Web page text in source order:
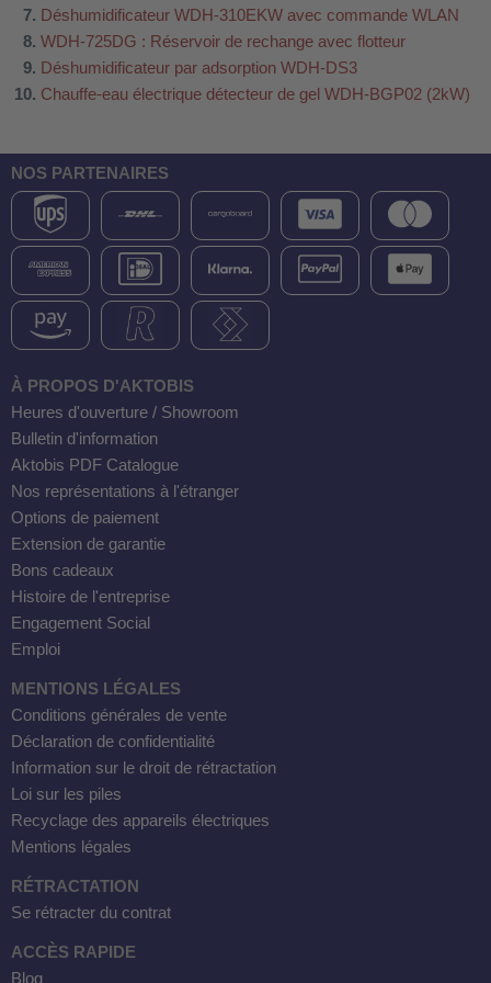
WDH-AP1212
et WDH-626L
220B
660b
988b
C03
AP1101
H3
AF500B
Déshumidificateur WDH-310EKW avec commande WLAN
WDH-725DG : Réservoir de rechange avec flotteur
Déshumidificateur par adsorption WDH-DS3
Chauffe-eau électrique détecteur de gel WDH-BGP02 (2kW)
NOS PARTENAIRES
À PROPOS D'AKTOBIS
Heures d'ouverture / Showroom
Bulletin d'information
Aktobis PDF Catalogue
Nos représentations à l'étranger
Options de paiement
Extension de garantie
Bons cadeaux
Histoire de l'entreprise
Engagement Social
Emploi
MENTIONS LÉGALES
Conditions générales de vente
Déclaration de confidentialité
Information sur le droit de rétractation
Loi sur les piles
Recyclage des appareils électriques
Mentions légales
RÉTRACTATION
Se rétracter du contrat
ACCÈS RAPIDE
Blog